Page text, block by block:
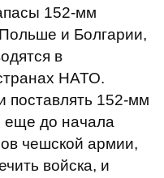
152-мм
и Болгарии,
в
НАТО.
поставлять 152-мм
еще до начала
чешской армии,
войска, и